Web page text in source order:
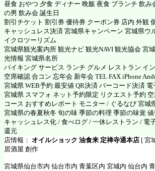
昼食 おやつ 夕食 ディナー 晩飯 夜食 ブランチ 飲み
の男 飲み会 誕生日
割引チケット 割引券 優待券 クーポン券 店内 外観
キャッシュレス決済 宮城県キャンペーン 宮城県ウ
イクロツーリズム
宮城県観光案内所 観光ナビ 観光NAVI 観光協会 宮
光情報 宮城県名所
バイキング サービス ランチ グルメ レストラン イ
空席確認 合コン 忘年会 新年会 TEL FAX iPhone
宮城県 WEB予約 最安値 QR決済 バーコード決済
宮城県 スマフォ ネット予約限定 リクエスト予約
コース おすすめレポート モニター / ぐるなび 宮城
宮城県の春夏秋冬 旬の味 季節の料理 季節の味覚 値
キャッシュレス化 / 食べログ / 一休レストラン / 電
還元
店情報： オイルショック 油食来 定禅寺通本店 [ 宮
居酒屋 創作
宮城県仙台市内 仙台市内 青葉区内 宮城内 仙台内